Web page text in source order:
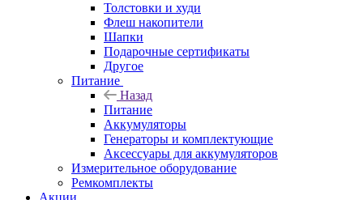
Толстовки и худи
Флеш накопители
Шапки
Подарочные сертификаты
Другое
Питание
Назад
Питание
Аккумуляторы
Генераторы и комплектующие
Аксессуары для аккумуляторов
Измерительное оборудование
Ремкомплекты
Акции